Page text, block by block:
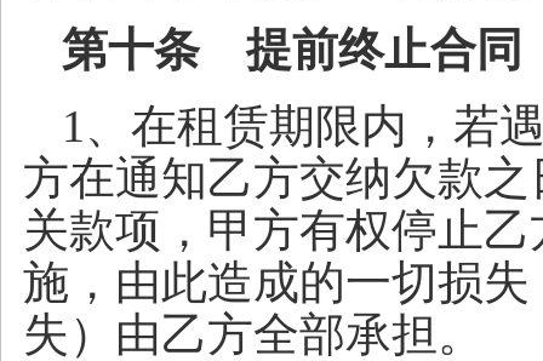
第十条 提前终止合同
1、在租赁期限内，若
方在通知乙方交纳欠款
关款项，甲方有权停止
施，由此造成的一切损
失）由乙方全部承担。